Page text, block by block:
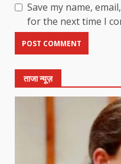
Save my name,
for the next time I
ताजा न्यूज़